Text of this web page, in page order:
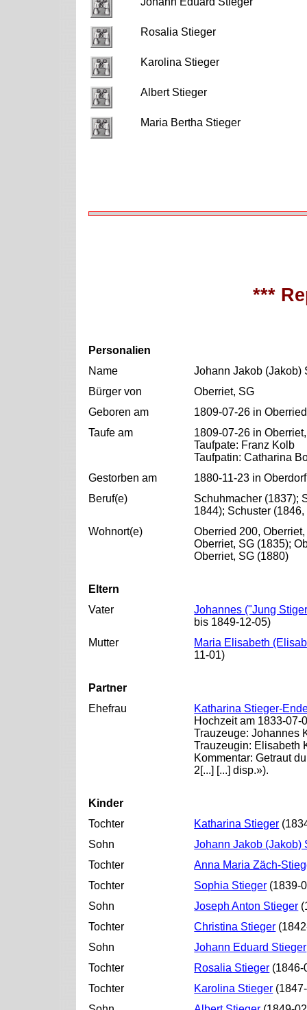
Rosalia Stieger
Karolina Stieger
Albert Stieger
Maria Bertha Stieger
***
Personalien
Name
Johann Jakob (Jakob)
Bürger von
Oberriet, SG
Geboren am
1809-07-26 in
Taufe am
1809-07-26 in
Taufpate: Franz Kolb
Taufpatin: Catharina
Gestorben am
1880-11-23 in
Beruf(e)
Schuhmacher (1837);
1844); Schuster
Wohnort(e)
Oberried 200,
Oberriet, SG (1835);
Oberriet, SG (1880)
Eltern
Vater
Johannes ("Jung
bis 1849-12-05)
Mutter
Maria Elisabeth
11-01)
Partner
Ehefrau
Katharina Stieger-
Hochzeit am 1833-07-
Trauzeuge: Johannes
Trauzeugin: Elisabeth
Kommentar: Getraut
2[...] [...] disp.»).
Kinder
Tochter
Katharina Stieger
Sohn
Johann Jakob (Jakob)
Tochter
Anna Maria Zäch-
Tochter
Sophia Stieger (1839-
Sohn
Joseph Anton Stieger
Tochter
Christina Stieger
Sohn
Johann Eduard Stieger
Tochter
Rosalia Stieger (1846-
Tochter
Karolina Stieger